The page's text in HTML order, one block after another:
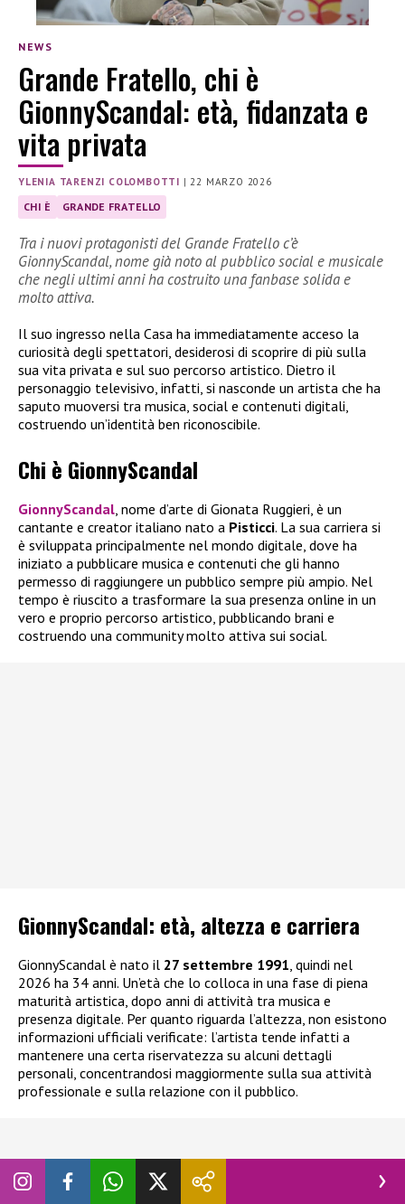
NEWS
Grande Fratello, chi è
GionnyScandal: età, fidanzata e
vita privata
YLENIA TARENZI COLOMBOTTI | 22 MARZO 2026
CHI È GRANDE FRATELLO
Tra i nuovi protagonisti del Grande Fratello c’è
GionnyScandal, nome già noto al pubblico social e musicale
che negli ultimi anni ha costruito una fanbase solida e
molto attiva.
Il suo ingresso nella Casa ha immediatamente acceso la
curiosità degli spettatori, desiderosi di scoprire di più sulla
sua vita privata e sul suo percorso artistico. Dietro il
personaggio televisivo, infatti, si nasconde un artista che ha
saputo muoversi tra musica, social e contenuti digitali,
costruendo un’identità ben riconoscibile.
Chi è GionnyScandal
GionnyScandal , nome d’arte di Gionata Ruggieri, è un
cantante e creator italiano nato a Pisticci. La sua carriera si
è sviluppata principalmente nel mondo digitale, dove ha
iniziato a pubblicare musica e contenuti che gli hanno
permesso di raggiungere un pubblico sempre più ampio. Nel
tempo è riuscito a trasformare la sua presenza online in un
vero e proprio percorso artistico, pubblicando brani e
costruendo una community molto attiva sui social.
GionnyScandal: età, altezza e carriera
GionnyScandal è nato il 27 settembre 1991, quindi nel
2026 ha 34 anni. Un’età che lo colloca in una fase di piena
maturità artistica, dopo anni di attività tra musica e
presenza digitale. Per quanto riguarda l’altezza, non esistono
informazioni ufficiali verificate: l’artista tende infatti a
mantenere una certa riservatezza su alcuni dettagli
personali, concentrandosi maggiormente sulla sua attività
professionale e sulla relazione con il pubblico.